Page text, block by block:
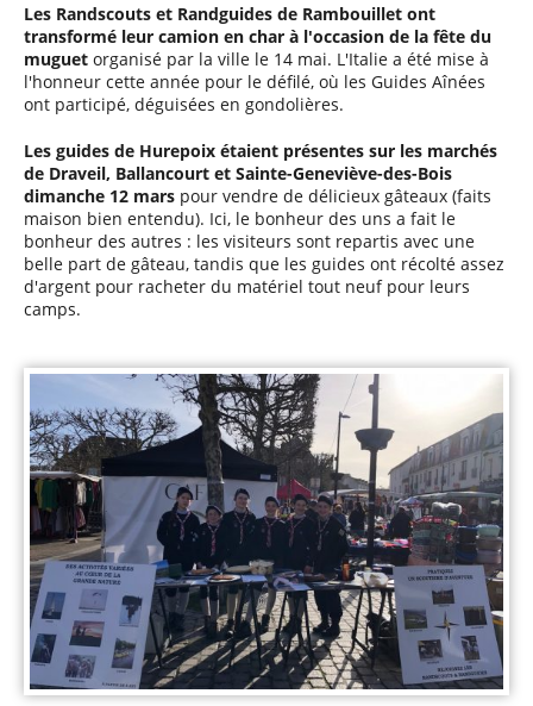
Les Randscouts et Randguides de Rambouillet ont
transformé leur camion en char à l'occasion de la fête du
muguet organisé par la ville le 14 mai. L'Italie a été mise à
l'honneur cette année pour le défilé, où les Guides Aînées
ont participé, déguisées en gondolières.
Les guides de Hurepoix étaient présentes sur les marchés
de Draveil, Ballancourt et Sainte-Geneviève-des-Bois
dimanche 12 mars pour vendre de délicieux gâteaux (faits
maison bien entendu). Ici, le bonheur des uns a fait le
bonheur des autres : les visiteurs sont repartis avec une
belle part de gâteau, tandis que les guides ont récolté assez
d'argent pour racheter du matériel tout neuf pour leurs
camps.